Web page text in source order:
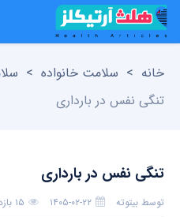
خانه > سلامت خانواده >
تنگی نفس در بارداری
تنگی نفس در بارداری
توسط بیتوته ۱۴۰۵-۰۲-۲۲ ۱۵ بازدید